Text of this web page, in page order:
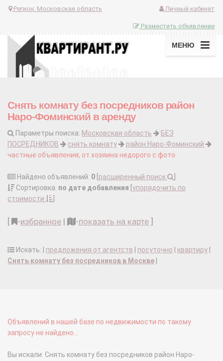
Регион: Московская область Личный кабинет
Разместить объявление
МЕНЮ
Снять комнату без посредников район
Наро-Фоминский в аренду
Параметры поиска: Московская область
БЕЗ
ПОСРЕДНИКОВ
снять комнату
район Наро-Фоминский
частные объявления, от хозяина недорого с фото
Найдено объявлений: 0 расширенный поиск
Сортировка: по дате добавления упорядочить по
стоимости
-избранное | -показать на карте
Искать: | предложения от агентств посуточно квартиру
Снять комнату без посредников в Москве
Объявлений в нашей базе по недвижимости по такому
запросу не найдено...
Вы искали: Снять комнату без посредников район Наро-